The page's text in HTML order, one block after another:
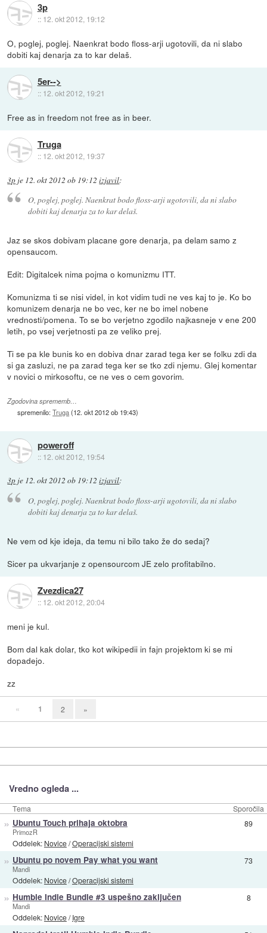
3p
:: 12. okt 2012, 19:12
O, poglej, poglej. Naenkrat bodo floss-arji ugotovili, da ni slabo
dobiti kaj denarja za to kar delaš.
5er-->
:: 12. okt 2012, 19:21
Free as in freedom not free as in beer.
Truga
:: 12. okt 2012, 19:37
3p je 12. okt 2012 ob 19:12 izjavil:
O, poglej, poglej. Naenkrat bodo floss-arji ugotovili, da ni slabo
dobiti kaj denarja za to kar delaš.
Jaz se skos dobivam placane gore denarja, pa delam samo z
opensaucom.
Edit: Digitalcek nima pojma o komunizmu ITT.
Komunizma ti se nisi videl, in kot vidim tudi ne ves kaj to je. Ko bo
komunizem denarja ne bo vec, ker ne bo imel nobene
vrednosti/pomena. To se bo verjetno zgodilo najkasneje v ene 200
letih, po vsej verjetnosti pa ze veliko prej.
Ti se pa kle bunis ko en dobiva dnar zarad tega ker se folku zdi da
si ga zasluzi, ne pa zarad tega ker se tko zdi njemu. Glej komentar
v novici o mirkosoftu, ce ne ves o cem govorim.
Zgodovina sprememb…
spremenilo:Truga(12. okt 2012 ob 19:43)
poweroff
:: 12. okt 2012, 19:54
3p je 12. okt 2012 ob 19:12 izjavil:
O, poglej, poglej. Naenkrat bodo floss-arji ugotovili, da ni slabo
dobiti kaj denarja za to kar delaš.
Ne vem od kje ideja, da temu ni bilo tako že do sedaj?
Sicer pa ukvarjanje z opensourcom JE zelo profitabilno.
Zvezdica27
:: 12. okt 2012, 20:04
meni je kul.
Bom dal kak dolar, tko kot wikipedii in fajn projektom ki se mi
dopadejo.
zz
« 1 2 »
Vredno ogleda ...
Tema Sporočila
» Ubuntu Touch prihaja oktobra
PrimozR
Oddelek: Novice/Operacijski sistemi
89
» Ubuntu po novem Pay what you want
Mandi
Oddelek: Novice/Operacijski sistemi
73
» Humble Indie Bundle #3 uspešno zaključen
Mandi
Oddelek: Novice/Igre
8